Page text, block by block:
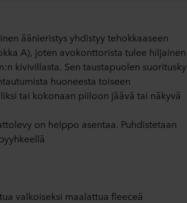
äänieristys yhdistyy tehokkaaseen
A), joten avokonttorista tulee hiljainen
kivivillasta. Sen taustapuolen
huoneesta toiseen
tai kokonaan piiloon jäävä tai näkyvä
on helppo asentaa. Puhdistetaan
valkoiseksi maalattua fleeceä